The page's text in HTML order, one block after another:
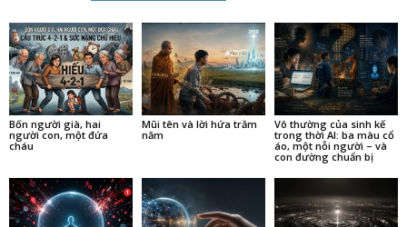
Bốn người già, hai
người con, một đứa
cháu
Mũi tên và lời hứa trăm
năm
Vô thường của sinh kế
trong thời AI: ba màu cổ
áo, một nỗi người – và
con đường chuẩn bị